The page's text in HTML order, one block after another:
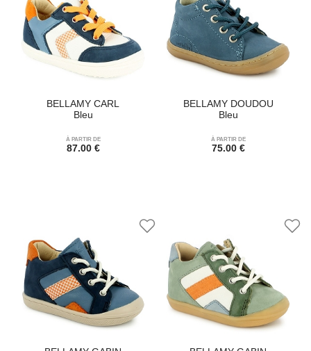
BELLAMY CARL
Bleu
À PARTIR DE
87.00 €
BELLAMY DOUDOU
Bleu
À PARTIR DE
75.00 €